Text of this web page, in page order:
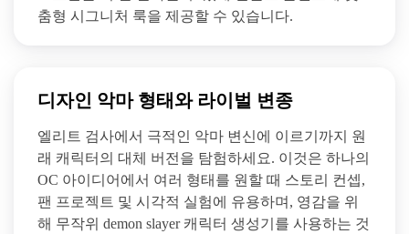
춤형 시그니처 룩을 제공할 수 있습니다.
디자인 악마 형태와 라이벌 변종
엘리트 검사에서 극적인 악마 변신에 이르기까지 원
래 캐릭터의 대체 버전을 탐험하세요. 이것은 하나의
OC 아이디어에서 여러 형태를 원할 때 스토리 컨셉,
팬 프로젝트 및 시각적 실험에 유용하며, 영감을 위
해 무작위 demon slayer 캐릭터 생성기를 사용하는 것